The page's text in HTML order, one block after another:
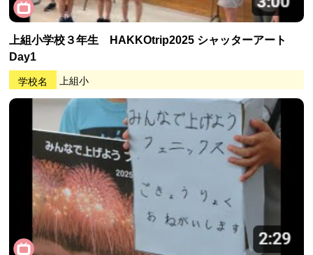
上組小学校３年生 HAKKOtrip2025 シャッターアート
Day1
学校名 上組小